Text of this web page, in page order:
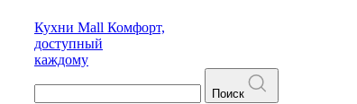
Кухни Mall Комфорт,
доступный
каждому
Поиск